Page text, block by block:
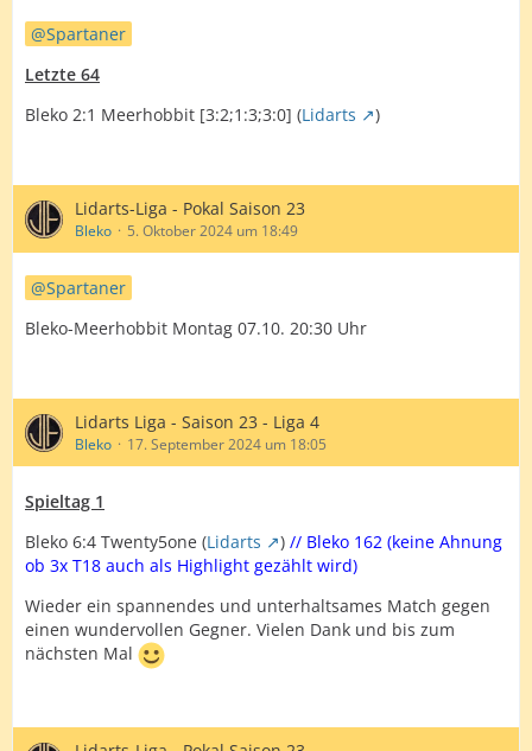
Blackster8
Sir
Twenty5one
3 Spiele fehlen:
Spartaner
Letzte 64
Bleko 2:1 Meerhobbit [3:2;1:3;3:0] (Lidarts )
Lidarts-Liga - Pokal Saison 23
Bleko 5. Oktober 2024 um 18:49
Spartaner
Bleko-Meerhobbit Montag 07.10. 20:30 Uhr
Lidarts Liga - Saison 23 - Liga 4
Bleko 17. September 2024 um 18:05
Spieltag 1
Bleko 6:4 Twenty5one (Lidarts ) // Bleko 162 (keine Ahnung
ob 3x T18 auch als Highlight gezählt wird)
Wieder ein spannendes und unterhaltsames Match gegen
einen wundervollen Gegner. Vielen Dank und bis zum
nächsten Mal